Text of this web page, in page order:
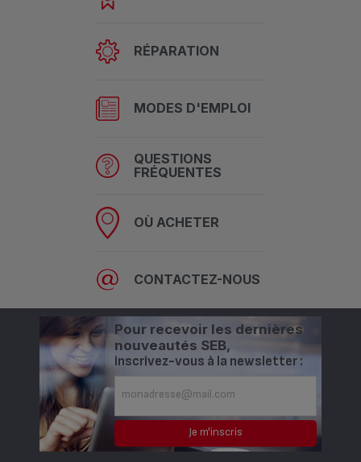
RÉPARATION
MODES D'EMPLOI
QUESTIONS
FRÉQUENTES
OÙ ACHETER
CONTACTEZ-NOUS
Pour recevoir les dernières
nouveautés SEB,
inscrivez-vous à la newsletter :